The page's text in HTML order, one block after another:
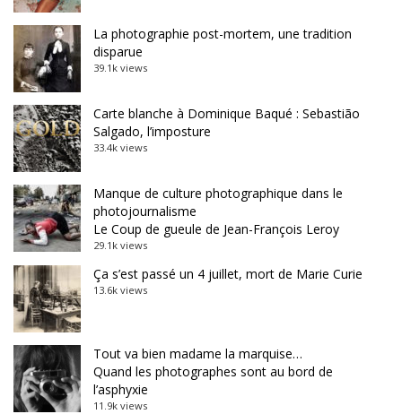
La photographie post-mortem, une tradition
disparue
39.1k views
Carte blanche à Dominique Baqué : Sebastião
Salgado, l’imposture
33.4k views
Manque de culture photographique dans le
photojournalisme
Le Coup de gueule de Jean-François Leroy
29.1k views
Ça s’est passé un 4 juillet, mort de Marie Curie
13.6k views
Tout va bien madame la marquise…
Quand les photographes sont au bord de
l’asphyxie
11.9k views